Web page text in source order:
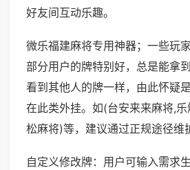
好友间互动乐趣。
微乐福建麻将专用神器；一些玩
部分用户的牌特别好，总是能拿
看到其他人的牌一样，由此怀疑
在此类外挂。如(台安来来麻将,
松麻将)等，建议通过正规途径维
自定义修改牌：用户可输入需求